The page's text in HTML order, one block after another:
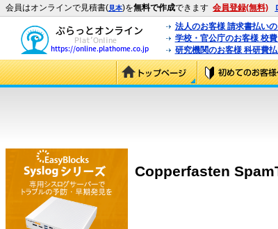
会員はオンラインで見積書(見本)を無料で作成できます 会員登録(無料)
法人のお客様 請求書払い
学校・官公庁のお客様 校
研究機関のお客様 科研費
Copperfasten